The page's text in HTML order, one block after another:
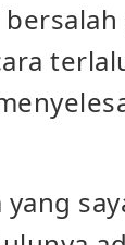
yang